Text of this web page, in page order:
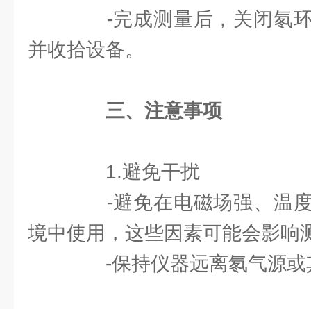
-完成测量后，关闭氡环
并收拾设备。
三、注意事项
1.避免干扰
-避免在电磁场强、温度
境中使用，这些因素可能会影响
-保持仪器远离氡气源或